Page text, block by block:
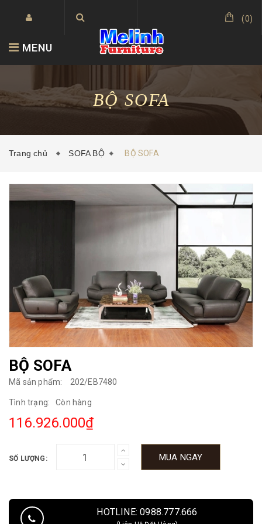
(0)
MENU
BỘ SOFA
Trang chủ SOFA BỘ BỘ SOFA
BỘ SOFA
Mã sản phẩm: 202/EB7480
Tình trạng: Còn hàng
116.926.000₫
SỐ LƯỢNG: MUA NGAY
HOTLINE: 0988.777.666